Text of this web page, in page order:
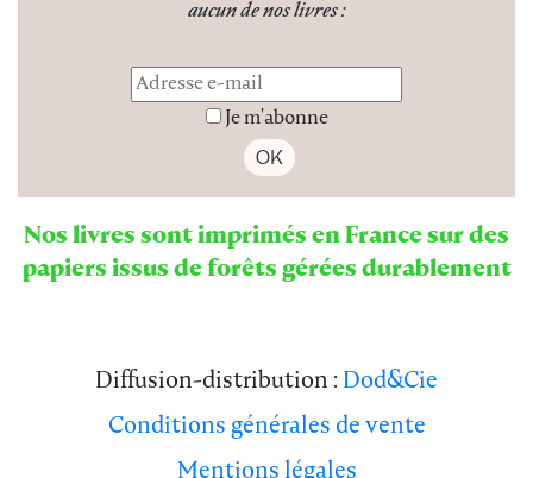
aucun de nos livres :
Je m'abonne
Nos livres sont imprimés en France sur des
papiers issus de forêts gérées durablement
Diffusion-distribution : Dod&Cie
Conditions générales de vente
Mentions légales